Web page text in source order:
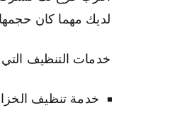
لديك مهما كان
خدمات التنظيف
خدمة تنظيف